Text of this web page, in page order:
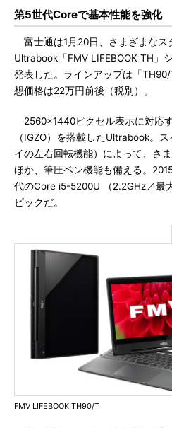
第5世代Coreで基本性能を強化
富士通は1月20日、さまざまなス
Ultrabook「FMV LIFEBOOK TH」
発表した。ラインアップは「
想価格は22万円前後（税別）。
2560×1440ピクセル表示に対応
（IGZO）を搭載したUltrabook。
イの左右回転機能）によって、さ
ほか、筆圧ペン機能も備える。
代のCore i5-5200U （2.2GHz／最
ピックだ。
FMV LIFEBOOK TH90/T